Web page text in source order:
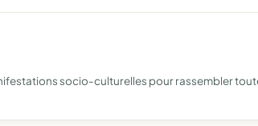
socio-culturelles pour rassembler